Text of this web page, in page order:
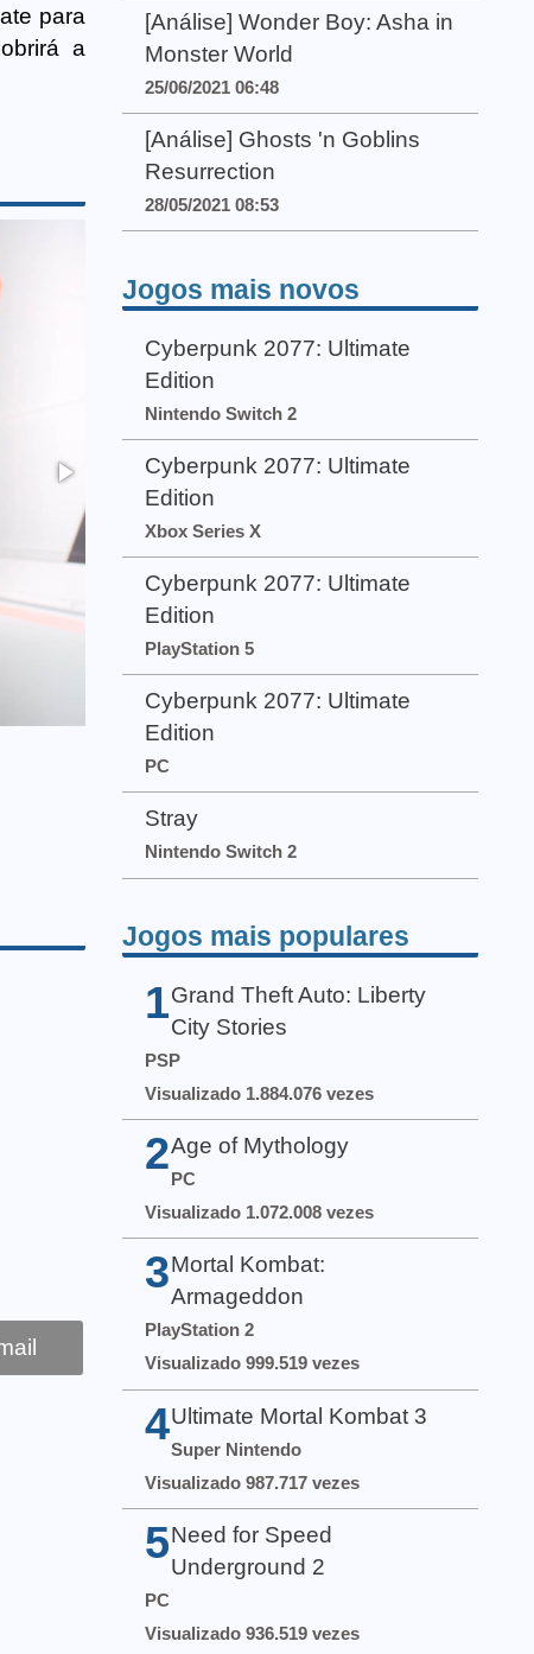
para
a
[Análise] Wonder Boy: Asha in
Monster World
25/06/2021 06:48
[Análise] Ghosts 'n Goblins
Resurrection
28/05/2021 08:53
Jogos mais novos
Cyberpunk 2077: Ultimate
Edition
Nintendo Switch 2
Cyberpunk 2077: Ultimate
Edition
Xbox Series X
Cyberpunk 2077: Ultimate
Edition
PlayStation 5
Cyberpunk 2077: Ultimate
Edition
PC
Stray
Nintendo Switch 2
Jogos mais populares
1 Grand Theft Auto: Liberty
City Stories
PSP
Visualizado 1.884.076 vezes
2Age of Mythology
PC
Visualizado 1.072.008 vezes
3 Mortal Kombat:
Armageddon
PlayStation 2
Visualizado 999.519 vezes
4 Ultimate Mortal Kombat 3
Super Nintendo
Visualizado 987.717 vezes
5 Need for Speed
Underground 2
PC
Visualizado 936.519 vezes